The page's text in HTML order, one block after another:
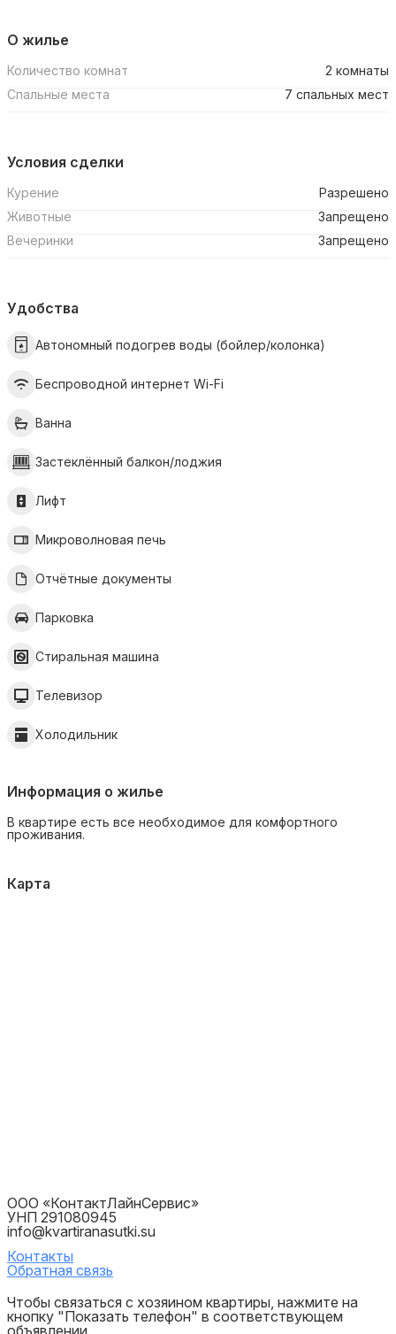
О жилье
Количество комнат
2 комнаты
Спальные места
7 спальных мест
Условия сделки
Курение
Разрешено
Животные
Запрещено
Вечеринки
Запрещено
Удобства
Автономный подогрев воды (бойлер/колонка)
Беспроводной интернет Wi-Fi
Ванна
Застеклённый балкон/лоджия
Лифт
Микроволновая печь
Отчётные документы
Парковка
Стиральная машина
Телевизор
Холодильник
Информация о жилье
В квартире есть все необходимое для комфортного
проживания.
Карта
ООО «КонтактЛайнСервис»
УНП 291080945
info@kvartiranasutki.su
Контакты
Обратная связь
Чтобы связаться с хозяином квартиры, нажмите на
кнопку "Показать телефон" в соответствующем
объявлении.